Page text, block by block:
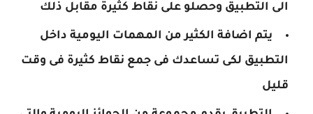
الى التطبيق وحصلو على نقاط كثيرة مقابل ذلك
يتم اضافة الكثير من المهمات اليومية داخل
التطبيق لكى تساعدك فى جمع نقاط كثيرة فى وقت
قليل